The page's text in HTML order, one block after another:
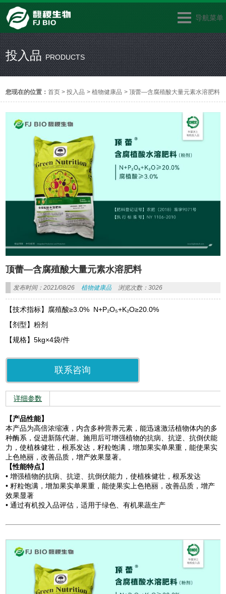
导航菜单
投入品PRODUCTS
您现在的位置：首页 >投入品 >植物健康品 >顶蕾—含腐殖酸大量元素水溶肥料
顶蕾—含腐殖酸大量元素水溶肥料
发布时间：2021/08/26 植物健康品 浏览次数：3026
【技术指标】腐殖酸≥3.0% N+P₂O₅+K₂O≥20.0%
【剂型】粉剂
【规格】5kg×4袋/件
联系咨询
详细参数
【产品性能】
本产品为高倍浓缩液，内含多种营养元素，能迅速激活植物体内的多
种酶系，促进新陈代谢。施用后可增强植物的抗病、抗逆、抗倒伏能
力，使植株健壮，根系发达，籽粒饱满，增加果实单果重，能使果实
上色艳丽，改善品质，增产效果显著。
【性能特点】
• 增强植物的抗病、抗逆、抗倒伏能力，使植株健壮，根系发达
• 籽粒饱满，增加果实单果重，能使果实上色艳丽，改善品质，增产
效果显著
• 通过有机投入品评估，适用于绿色、有机果蔬生产